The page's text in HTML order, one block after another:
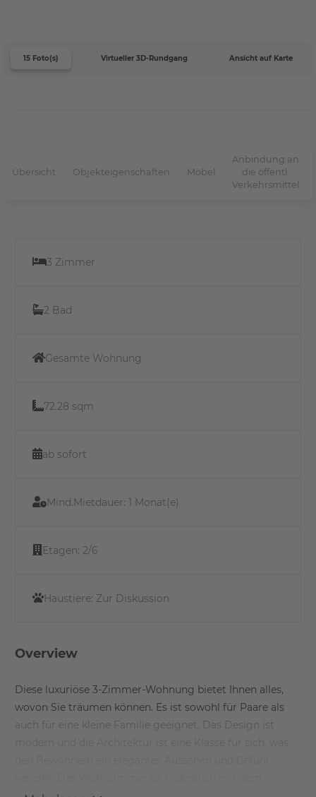
15 Foto(s) Virtueller 3D-Rundgang Ansicht auf Karte
Übersicht Objekteigenschaften Möbel
Anbindung an
die öffentl.
Verkehrsmittel
3 Zimmer
2 Bad
Gesamte Wohnung
72.28 sqm
ab sofort
Mind.Mietdauer: 1 Monat(e)
Etagen: 2/6
Haustiere: Zur Diskussion
Overview
Diese luxuriöse 3-Zimmer-Wohnung bietet Ihnen alles,
wovon Sie träumen können. Es ist sowohl für Paare als
auch für eine kleine Familie geeignet. Das Design ist